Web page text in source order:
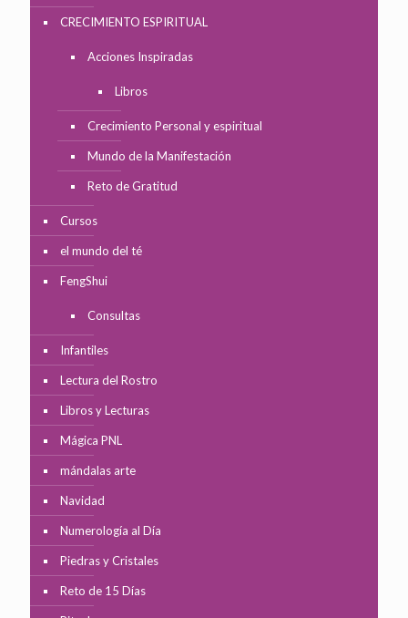
CRECIMIENTO ESPIRITUAL
Acciones Inspiradas
Libros
Crecimiento Personal y espiritual
Mundo de la Manifestación
Reto de Gratitud
Cursos
el mundo del té
FengShui
Consultas
Infantiles
Lectura del Rostro
Libros y Lecturas
Mágica PNL
mándalas arte
Navidad
Numerología al Día
Piedras y Cristales
Reto de 15 Días